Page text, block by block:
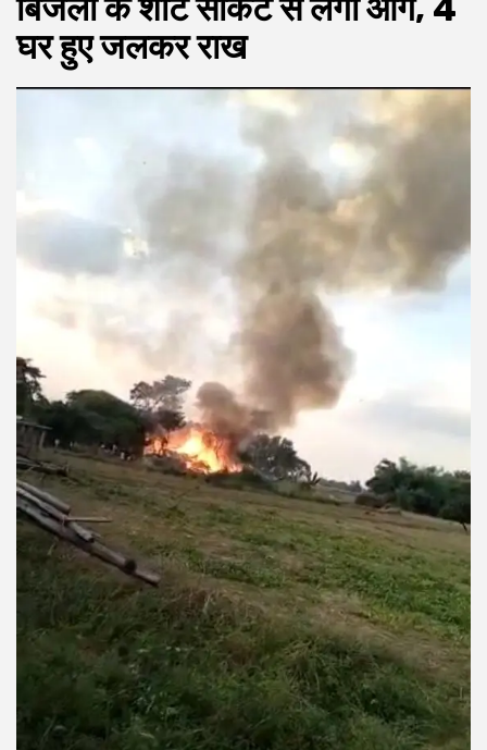
बिजली के शॉर्ट सर्किट से लगी आग, 4
घर हुए जलकर राख